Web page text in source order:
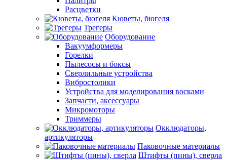
Расцветки
Кюветы, бюгеля
Трегеры
Оборудование
Вакуумформеры
Горелки
Пылесосы и боксы
Сверлильные устройства
Вибростолики
Устройства для моделирования восками
Запчасти, аксессуары
Микромоторы
Триммеры
Окклюдаторы,
артикуляторы
Паковочные материалы
Штифты (пины), сверла